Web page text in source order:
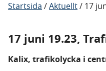
Startsida /Aktuellt/ 17
17 juni 19.23,
Kalix, trafikolycka i